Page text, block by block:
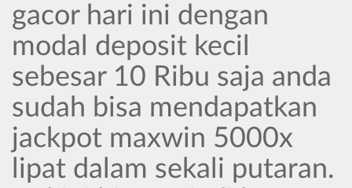
gacor hari ini dengan
modal deposit kecil
sebesar 10 Ribu saja anda
sudah bisa mendapatkan
jackpot maxwin 5000x
lipat dalam sekali putaran.